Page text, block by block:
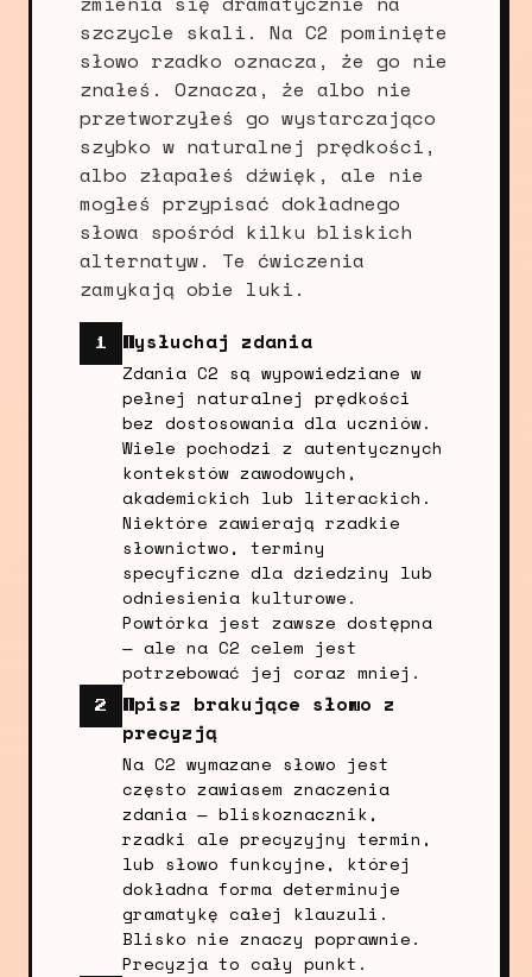
szczycle skali. Na C2 pominięte
słowo rzadko oznacza, że go nie
znałeś. Oznacza, że albo nie
przetworzyłeś go wystarczająco
szybko w naturalnej prędkości,
albo złapałeś dźwięk, ale nie
mogłeś przypisać dokładnego
słowa spośród kilku bliskich
alternatyw. Te ćwiczenia
zamykają obie luki.
1 Wysłuchaj zdania
Zdania C2 są wypowiedziane w
pełnej naturalnej prędkości
bez dostosowania dla uczniów.
Wiele pochodzi z autentycznych
kontekstów zawodowych,
akademickich lub literackich.
Niektóre zawierają rzadkie
słownictwo, terminy
specyficzne dla dziedziny lub
odniesienia kulturowe.
Powtórka jest zawsze dostępna
— ale na C2 celem jest
potrzebować jej coraz mniej.
2
Wpisz brakujące słowo z
precyzją
Na C2 wymazane słowo jest
często zawiasem znaczenia
zdania — bliskoznacznik,
rzadki ale precyzyjny termin,
lub słowo funkcyjne, której
dokładna forma determinuje
gramatykę całej klauzuli.
Blisko nie znaczy poprawnie.
Precyzja to cały punkt.